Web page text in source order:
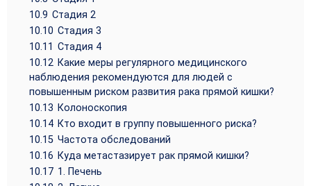
10.9 Стадия 2
10.10 Стадия 3
10.11 Стадия 4
10.12 Какие меры регулярного медицинского
наблюдения рекомендуются для людей с
повышенным риском развития рака прямой кишки?
10.13 Колоноскопия
10.14 Кто входит в группу повышенного риска?
10.15 Частота обследований
10.16 Куда метастазирует рак прямой кишки?
10.17 1. Печень